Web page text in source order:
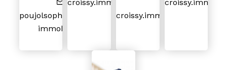
poujolsophie@croissy-
immobilier.fr
croissy.immobilier@gmail.com
croissy.immo.cc@gmail.com